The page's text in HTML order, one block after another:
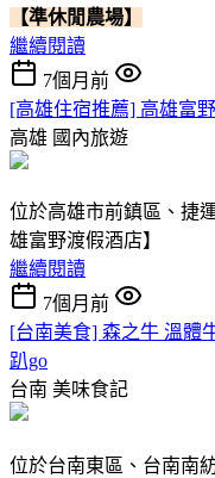
【準休閒農場】
繼續閱讀
7個月前
[高雄住宿推薦] 高雄富
高雄 國內旅遊
位於高雄市前鎮區、捷
雄富野渡假酒店】
繼續閱讀
7個月前
[台南美食] 森之牛 溫體
趴go
台南 美味食記
位於台南東區、台南南